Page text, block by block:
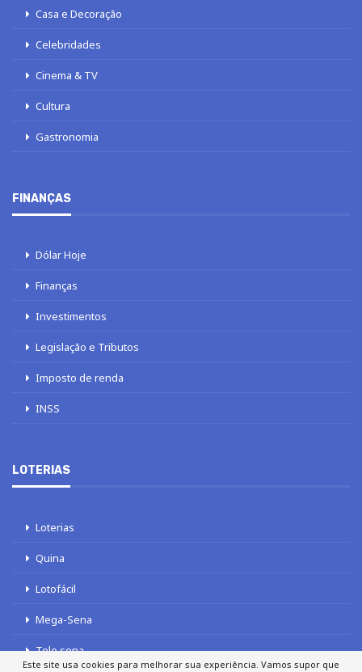
Casa e Decoração
Celebridades
Cinema & TV
Cultura
Gastronomia
FINANÇAS
Dólar Hoje
Finanças
Investimentos
Legislação e Tributos
Imposto de renda
INSS
LOTERIAS
Loterias
Quina
Lotofácil
Mega-Sena
Tele sena
Este site usa cookies para melhorar sua experiência. Vamos supor que